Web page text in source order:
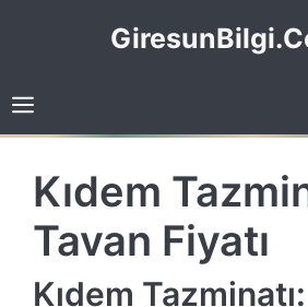
Kıdem
Tavan Fiyatı
Kıdem